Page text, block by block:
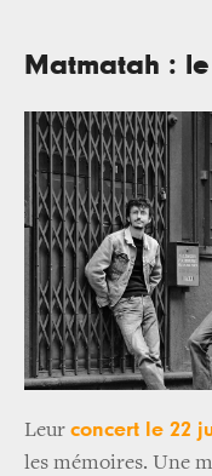
Matmatah :
Leur concert le 22
les mémoires. Une